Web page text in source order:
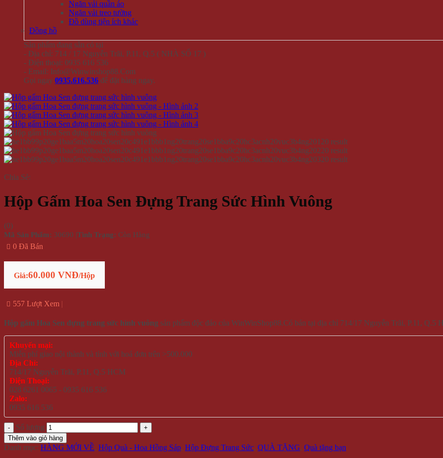
Ngăn vải quần áo
Ngăn vải treo tường
Đồ dùng tiện ích khác
Đồng hồ
Sản phẩm đang sẵn có tại
- Địa chỉ: 714 / 17 Nguyễn Trãi, P.11, Q.5 ( NHÀ SỐ 17 )
- Điện thoại: 0935 616 536
- Email: Info@Winwinshop88.Com
Gọi ngay 0935.616.536 để đặt hàng ngay.
Chia Sẻ:
Hộp Gấm Hoa Sen Đựng Trang Sức Hình Vuông
(0)
Mã Sản Phẩm: 30690 |Tình Trạng: Còn Hàng
0 Đã Bán
Giá:60.000 VNĐ/Hộp
557 Lượt Xem
Hộp gấm Hoa Sen đựng trang sức hình vuông sản phẩm độc đáo của WinWinShop88.Có bán tại địa chỉ 714/17 Nguyễn Trãi, P.11, Q.5
Khuyến mại:
Miễn phí giao nội thành và tỉnh với hoá đơn trên >500.000
Địa Chỉ:
714/17 Nguyễn Trãi, P.11, Q.5 HCM
Điện Thoại:
028 6261 0065 - 0935 616 536
Zalo:
0935 616 536
Số lượng
Thêm vào giỏ hàng
Danh mục: HÀNG MỚI VỀ, Hộp Quà - Hoa Hồng Sáp, Hộp Đựng Trang Sức, QUÀ TẶNG, Quà tặng bạn